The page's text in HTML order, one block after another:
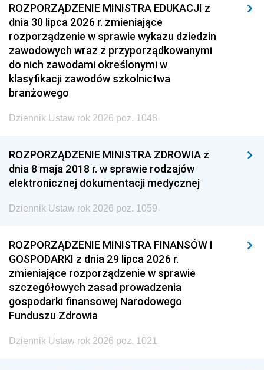
ROZPORZĄDZENIE MINISTRA EDUKACJI z
dnia 30 lipca 2026 r. zmieniające
rozporządzenie w sprawie wykazu dziedzin
zawodowych wraz z przyporządkowanymi
do nich zawodami określonymi w
klasyfikacji zawodów szkolnictwa
branżowego
Dziennik Ustaw rok 2026 poz. 1048
ROZPORZĄDZENIE MINISTRA ZDROWIA z
dnia 8 maja 2018 r. w sprawie rodzajów
elektronicznej dokumentacji medycznej
Dziennik Ustaw rok 2026 poz. 1059
ROZPORZĄDZENIE MINISTRA FINANSÓW I
GOSPODARKI z dnia 29 lipca 2026 r.
zmieniające rozporządzenie w sprawie
szczegółowych zasad prowadzenia
gospodarki finansowej Narodowego
Funduszu Zdrowia
Dziennik Ustaw rok 2026 poz. 1021